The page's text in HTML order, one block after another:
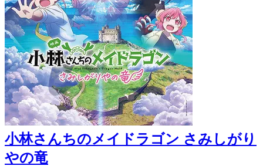
小林さんちのメイドラゴン さみしがり
やの竜